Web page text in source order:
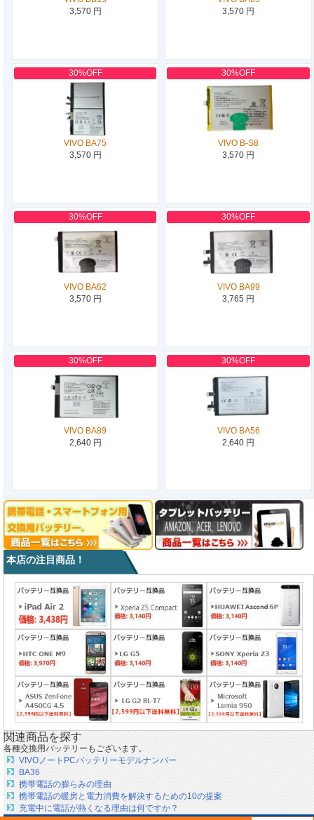
3,570 円
3,570 円
30%OFF
VIVO BA75
3,570 円
30%OFF
VIVO B-S8
3,570 円
30%OFF
VIVO BA62
3,570 円
30%OFF
VIVO BA99
3,765 円
30%OFF
VIVO BA89
2,640 円
30%OFF
VIVO BA56
2,640 円
本店の注目商品！
関連商品を探す
各種交換用バッテリーもございます。
VIVOノートPCバッテリーモデルナンバー
BA36
携帯電話の膨らみの理由
携帯電話の暖房と電力消費を解決するための10の提案
充電中に電話が熱くなる理由は何ですか？